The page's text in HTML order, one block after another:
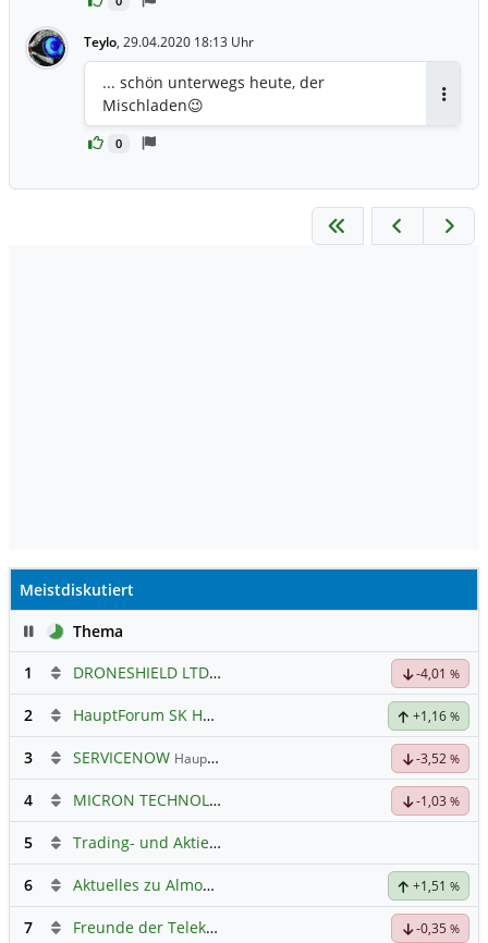
Teylo, 29.04.2020 18:13 Uhr
0
... schön unterwegs heute, der
Mischladen😉
Meistdiskutiert
PauseThema
1
DRONESHIELD LTDHauptdiskussion -4,01 %
2 HauptForum SK HYNIC +1,16 %
3 SERVICENOW Hauptdiskussion -3,52 %
4 MICRON TECHNOLOGY -1,03 %
5 Trading- und Aktien-Chat
6 Aktuelles zu Almonty Industries +1,51 %
7 Freunde der Telekom -0,35 %